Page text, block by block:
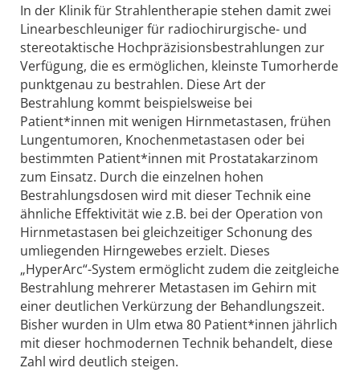
In der Klinik für Strahlentherapie stehen damit zwei
Linearbeschleuniger für radiochirurgische- und
stereotaktische Hochpräzisionsbestrahlungen zur
Verfügung, die es ermöglichen, kleinste Tumorherde
punktgenau zu bestrahlen. Diese Art der
Bestrahlung kommt beispielsweise bei
Patient*innen mit wenigen Hirnmetastasen, frühen
Lungentumoren, Knochenmetastasen oder bei
bestimmten Patient*innen mit Prostatakarzinom
zum Einsatz. Durch die einzelnen hohen
Bestrahlungsdosen wird mit dieser Technik eine
ähnliche Effektivität wie z.B. bei der Operation von
Hirnmetastasen bei gleichzeitiger Schonung des
umliegenden Hirngewebes erzielt. Dieses
„HyperArc“-System ermöglicht zudem die zeitgleiche
Bestrahlung mehrerer Metastasen im Gehirn mit
einer deutlichen Verkürzung der Behandlungszeit.
Bisher wurden in Ulm etwa 80 Patient*innen jährlich
mit dieser hochmodernen Technik behandelt, diese
Zahl wird deutlich steigen.